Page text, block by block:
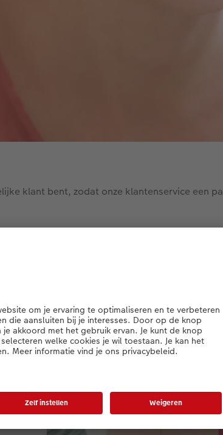
klant bent, zodat onze klantenservice een
bieden we